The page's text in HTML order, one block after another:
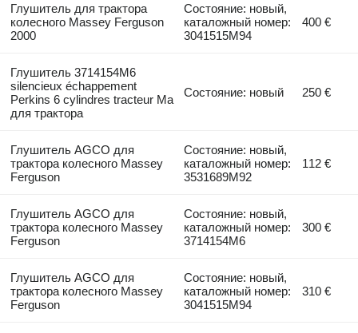
Глушитель для трактора
колесного Massey Ferguson
2000
Состояние: новый,
каталожный номер:
3041515M94
400 €
Глушитель 3714154M6
silencieux échappement
Perkins 6 cylindres tracteur Ma
для трактора
Состояние: новый 250 €
Глушитель AGCO для
трактора колесного Massey
Ferguson
Состояние: новый,
каталожный номер:
3531689M92
112 €
Глушитель AGCO для
трактора колесного Massey
Ferguson
Состояние: новый,
каталожный номер:
3714154M6
300 €
Глушитель AGCO для
трактора колесного Massey
Ferguson
Состояние: новый,
каталожный номер:
3041515M94
310 €